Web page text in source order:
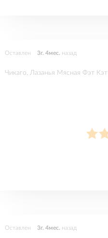
Оставлен 3г. 4мес. назад
Чикаго, Лазанья Мясная Фэт Кэт
Оставлен 3г. 4мес. назад